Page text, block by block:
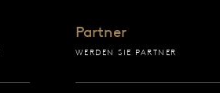
Partner
WERDEN SIE PARTNER